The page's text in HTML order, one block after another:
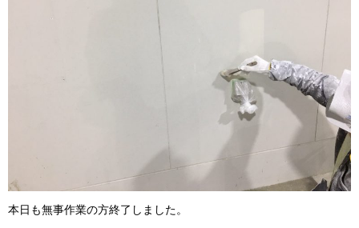
本日も無事作業の方終了しました。